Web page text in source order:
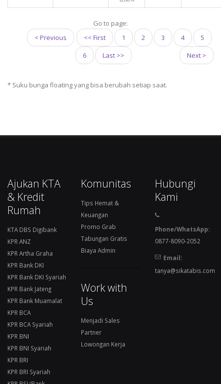
Go to page:
<< First
< Previous 1 2 3 4
5
6
Next >
Last >>
* Suku bunga floating yang bisa berubah setiap saat.
Ajukan KTA
& Kredit
Rumah
KTA DBS Digibank
KPR ANZ
KPR Artha Graha
KPR Bank DKI
KPR Bank DKI Syariah
KPR Bank Jateng
KPR Bank Muamalat
KPR BCA
KPR BCA Syariah
KPR BNI
KPR BNI Syariah
KPR BRI
KPR BRI Syariah
Komunitas
Tips Hemat &
Keuangan
Promo Grab
Tabungan Gratis
Biaya Admin
Work with
Us
Menjadi Sales
Partner
Lowongan Kerja
Hubungi
Kami
Phone/WhatsApp:
0877-8090-2052
Email:
tanya@sikatabis.com